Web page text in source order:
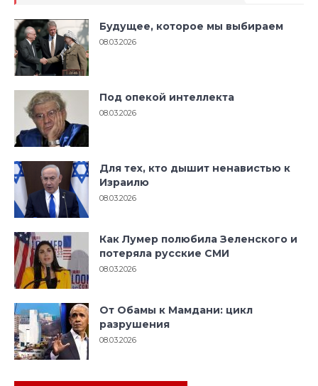
Будущее, которое мы выбираем
08.03.2026
Под опекой интеллекта
08.03.2026
Для тех, кто дышит ненавистью к
Израилю
08.03.2026
Как Лумер полюбила Зеленского и
потеряла русские СМИ
08.03.2026
От Обамы к Мамдани: цикл
разрушения
08.03.2026